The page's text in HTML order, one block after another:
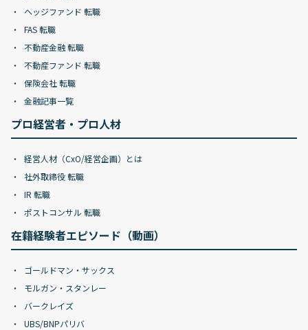
ヘッジファンド 転職
FAS 転職
不動産金融 転職
不動産ファンド 転職
保険会社 転職
金融記事一覧
プロ経営者・プロ人材
経営人材（CxO/経営企画）とは
社外取締役 転職
IR 転職
ポストコンサル 転職
在籍経験者エピソード（動画）
ゴールドマン・サックス
モルガン・スタンレー
バークレイズ
UBS/BNPパリバ